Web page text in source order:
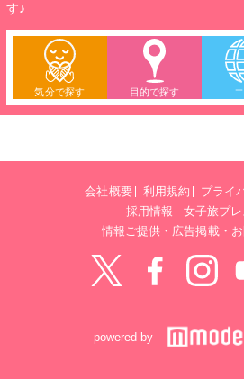
す♪
気分で探す 目的で探す
会社概要 利用規約
プライ
採用情報
女子旅プ
情報ご提供・広告掲載・
powered by